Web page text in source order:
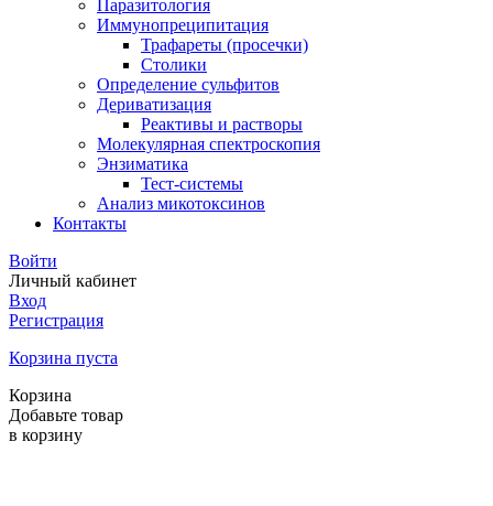
Паразитология
Иммунопреципитация
Трафареты (просечки)
Столики
Определение сульфитов
Дериватизация
Реактивы и растворы
Молекулярная спектроскопия
Энзиматика
Тест-системы
Анализ микотоксинов
Контакты
Войти
Личный кабинет
Вход
Регистрация
Корзина пуста
Корзина
Добавьте товар
в корзину